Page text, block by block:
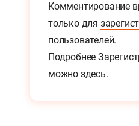
Комментирование
только для
пользователей.
Подробнее
можно здесь.